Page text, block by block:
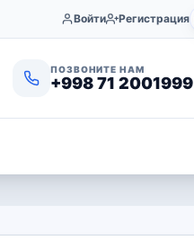
Войти Регистрация
ПОЗВОНИТЕ НАМ
+998 71 2001999